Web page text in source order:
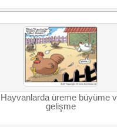
Hayvanlarda üreme büyüme
gelişme